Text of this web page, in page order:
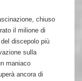
chiuso
il milione di
discepolo più
sulla
maniaco
ancora di